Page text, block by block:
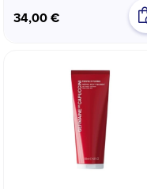
34,00 €